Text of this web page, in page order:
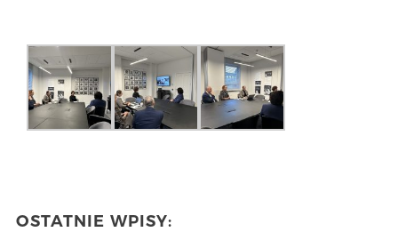
OSTATNIE WPISY: